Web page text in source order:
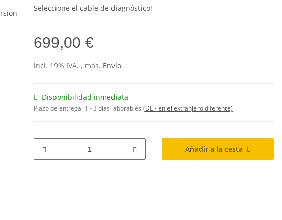
Seleccione el cable de diagnóstico!
699,00 €
incl. 19% IVA. , más. Envío
Disponibilidad inmediata
Plazo de entrega: 1 - 3 días laborables (DE - en el extranjero diferente)
Añadir a la cesta